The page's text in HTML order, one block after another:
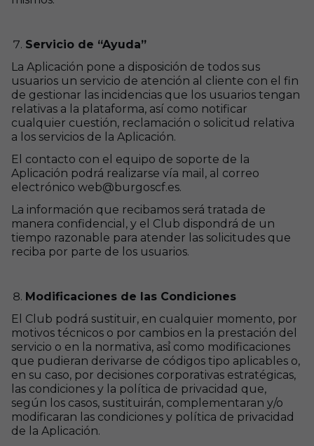
Servicio de “Ayuda”
La Aplicación pone a disposición de todos sus
usuarios un servicio de atención al cliente con el fin
de gestionar las incidencias que los usuarios tengan
relativas a la plataforma, así como notificar
cualquier cuestión, reclamación o solicitud relativa
a los servicios de la Aplicación.
El contacto con el equipo de soporte de la
Aplicación podrá realizarse vía mail, al correo
electrónico web@burgoscf.es.
La información que recibamos será tratada de
manera confidencial, y el Club dispondrá de un
tiempo razonable para atender las solicitudes que
reciba por parte de los usuarios.
Modificaciones de las Condiciones
El Club podrá sustituir, en cualquier momento, por
motivos técnicos o por cambios en la prestación del
servicio o en la normativa, así́ como modificaciones
que pudieran derivarse de códigos tipo aplicables o,
en su caso, por decisiones corporativas estratégicas,
las condiciones y la política de privacidad que,
según los casos, sustituirán, complementaran y/o
modificaran las condiciones y política de privacidad
de la Aplicación.